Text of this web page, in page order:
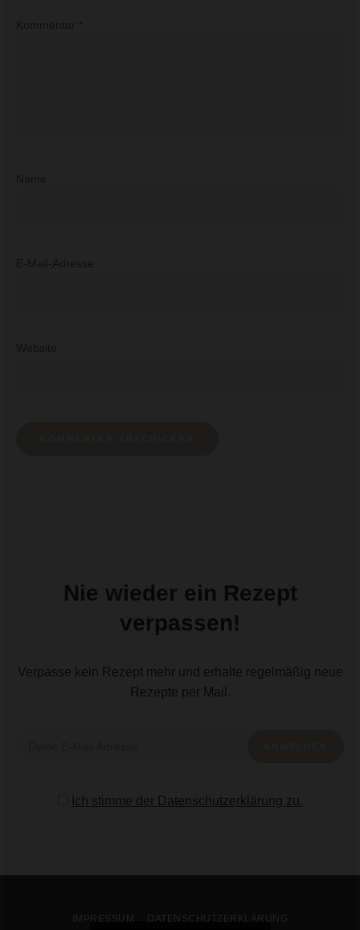
Nie wieder ein Rezept
verpassen!
Verpasse kein Rezept mehr und erhalte regelmäßig neue
Rezepte per Mail.
Ich stimme der Datenschutzerklärung zu.
IMPRESSUM DATENSCHUTZERKLÄRUNG